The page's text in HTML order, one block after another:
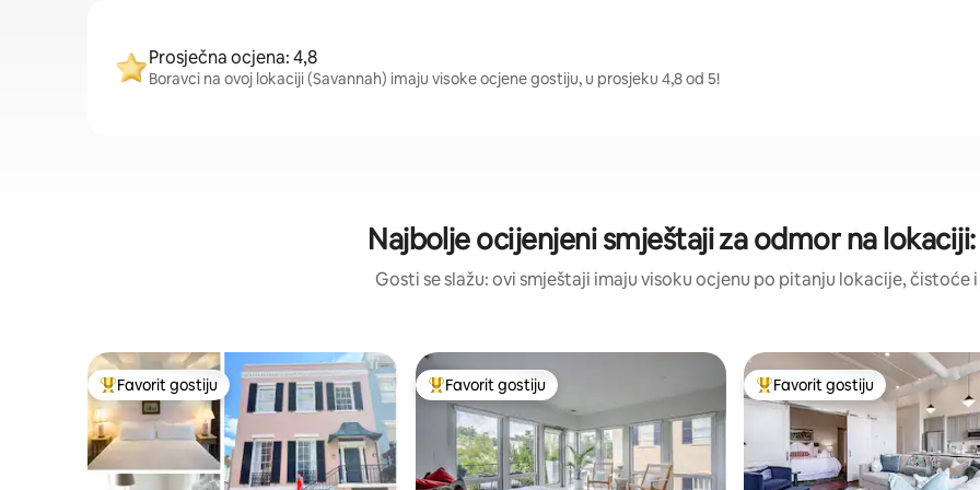
Prosječna ocjena: 4,8
Boravci na ovoj lokaciji (Savannah) imaju visoke ocjene gostiju, u prosjeku 4,8 od 5!
Najbolje ocijenjeni smještaji za odmor na lokaciji:
Gosti se slažu: ovi smještaji imaju visoku ocjenu po pitanju lokacije, čistoće
Glavni favorit gostiju
Favorit gostiju Glavni favorit gostiju
Favorit gostiju Glavni favorit gostiju
Favorit gostiju